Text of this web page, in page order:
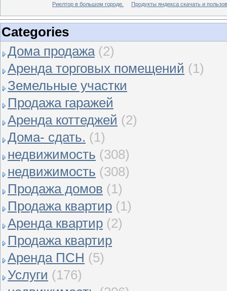
Риелтор в большом городе. Продукты яндекса скачать и
Categories
Дома продажа (2)
Аренда торговых помещений (1)
Земельные участки
Продажа гаражей
Аренда коттеджей (2)
Дома- сдать. (1)
недвижимость (308)
недвижимость (308)
Продажа домов (1)
Продажа квартир (1)
Аренда квартир (2)
Продажа квартир
Аренда ПСН (5)
Услуги (176)